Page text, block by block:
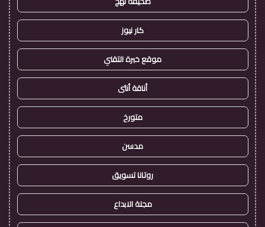
كار نيوز
موقع خبرة التقني
أناقة أنثى
متورخ
مدسن
روتانا تسويق
مجلة الابداع